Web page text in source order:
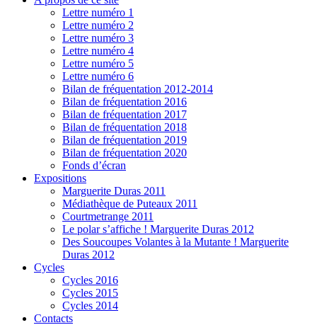
Lettre numéro 1
Lettre numéro 2
Lettre numéro 3
Lettre numéro 4
Lettre numéro 5
Lettre numéro 6
Bilan de fréquentation 2012-2014
Bilan de fréquentation 2016
Bilan de fréquentation 2017
Bilan de fréquentation 2018
Bilan de fréquentation 2019
Bilan de fréquentation 2020
Fonds d’écran
Expositions
Marguerite Duras 2011
Médiathèque de Puteaux 2011
Courtmetrange 2011
Le polar s’affiche ! Marguerite Duras 2012
Des Soucoupes Volantes à la Mutante ! Marguerite
Duras 2012
Cycles
Cycles 2016
Cycles 2015
Cycles 2014
Contacts